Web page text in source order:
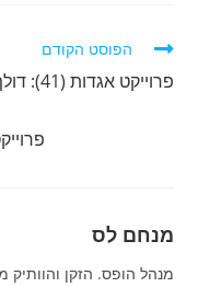
לקרוא
נוספים
הפוסט הקודם
פרוייקט אגדות (41): דולף שייס / מנחם לס
פרוייקט אגדות
מנחם לס
מנהל הופס. הזקן והוותיק